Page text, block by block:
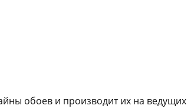
обоев и производит их на ведущих